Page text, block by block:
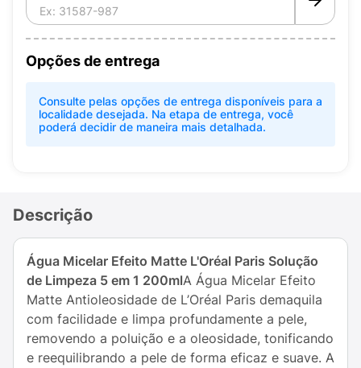
Opções de entrega
Consulte pelas opções de entrega disponíveis para a
localidade desejada. Na etapa de entrega, você
poderá decidir de maneira mais detalhada.
Descrição
Água Micelar Efeito Matte L'Oréal Paris Solução
de Limpeza 5 em 1 200mlA Água Micelar Efeito
Matte Antioleosidade de L’Oréal Paris demaquila
com facilidade e limpa profundamente a pele,
removendo a poluição e a oleosidade, tonificando
e reequilibrando a pele de forma eficaz e suave. A